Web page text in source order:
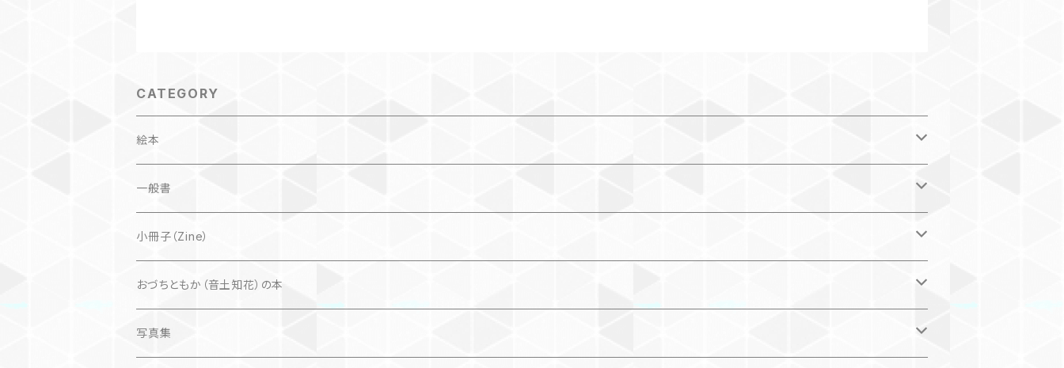
CATEGORY
絵本
子ども
自然科学絵本
楽しいお話
大人にも
一般書
海外翻訳
文芸、小説
問題提起
国内
文芸、小説
小冊子（Zine）
猫
おづちともか（音土知花）の本
ZINE
写真集